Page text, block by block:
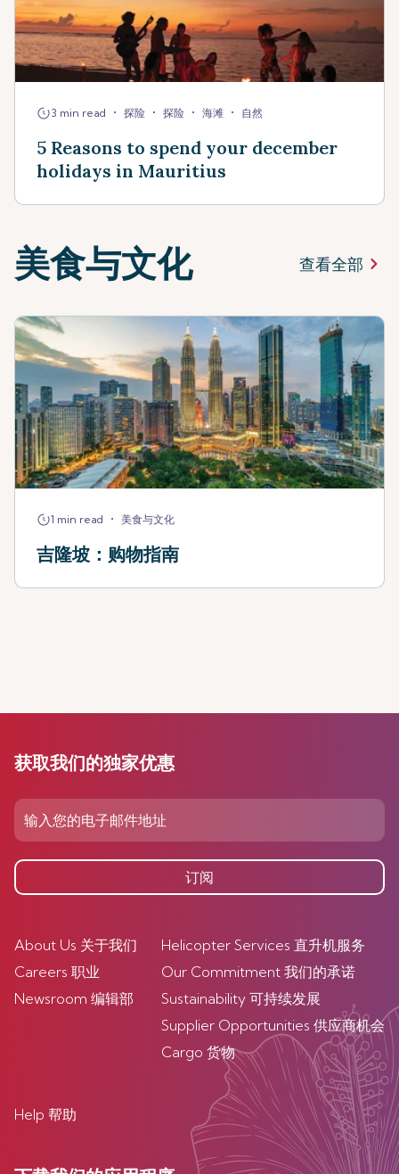
3 min read • 探险 • 探险 • 海滩 • 自然
5 Reasons to spend your december
holidays in Mauritius
美食与文化 查看全部
1 min read • 美食与文化
吉隆坡：购物指南
获取我们的独家优惠
订阅
About Us 关于我们
Careers 职业
Newsroom 编辑部
Helicopter Services 直升机服务
Our Commitment 我们的承诺
Sustainability 可持续发展
Supplier Opportunities 供应商机会
Cargo 货物
Help 帮助